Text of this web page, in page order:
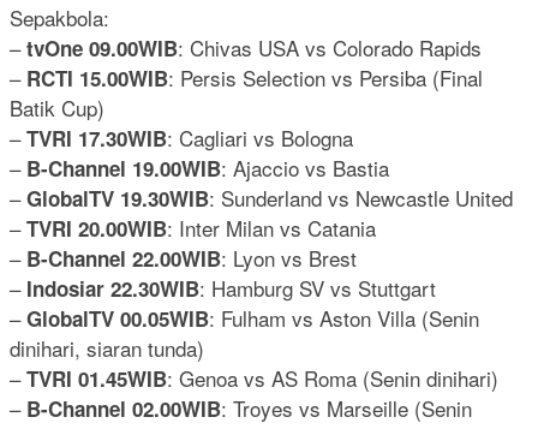
Sepakbola:
–tvOne 09.00WIB: Chivas USA vs Colorado Rapids
– RCTI 15.00WIB: Persis Selection vs Persiba (Final
Batik Cup)
–TVRI 17.30WIB: Cagliari vs Bologna
– B-Channel 19.00WIB: Ajaccio vs Bastia
–GlobalTV 19.30WIB: Sunderland vs Newcastle United
–TVRI 20.00WIB: Inter Milan vs Catania
– B-Channel 22.00WIB: Lyon vs Brest
– Indosiar 22.30WIB: Hamburg SV vs Stuttgart
–GlobalTV 00.05WIB: Fulham vs Aston Villa (Senin
dinihari, siaran tunda)
–TVRI 01.45WIB: Genoa vs AS Roma (Senin dinihari)
– B-Channel 02.00WIB: Troyes vs Marseille (Senin